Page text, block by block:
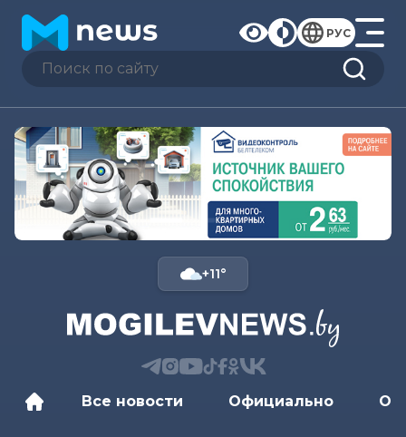
РУС
+11°
Все новости Официально